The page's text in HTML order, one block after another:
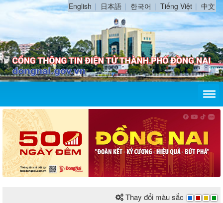
English 日本語 한국어 Tiếng Việt 中文
Thay đổi màu sắc